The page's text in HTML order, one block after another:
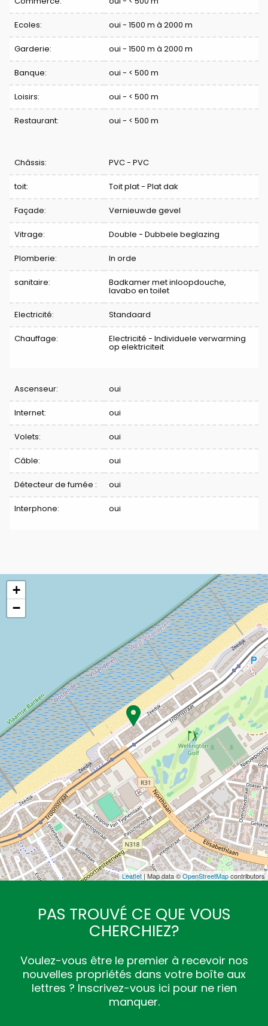
Ecoles: oui - 1500 m à 2000 m
Garderie: oui - 1500 m à 2000 m
Banque: oui - < 500 m
Loisirs: oui - < 500 m
Restaurant: oui - < 500 m
Châssis: PVC - PVC
toit: Toit plat - Plat dak
Façade: Vernieuwde gevel
Vitrage: Double - Dubbele beglazing
Plomberie: In orde
sanitaire: Badkamer met inloopdouche,
lavabo en toilet
Electricité: Standaard
Chauffage: Electricité - Individuele verwarming
op elektriciteit
Ascenseur: oui
Internet: oui
Volets: oui
Câble: oui
Détecteur de fumée : oui
Interphone: oui
+
−
Leaflet | Map data ©OpenStreetMapcontributors
PAS TROUVÉ CE QUE VOUS
CHERCHIEZ?
Voulez-vous être le premier à recevoir nos
nouvelles propriétés dans votre boîte aux
lettres ? Inscrivez-vous ici pour ne rien
manquer.